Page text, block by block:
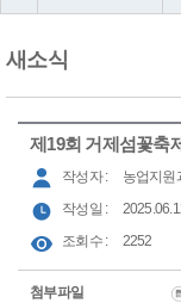
새소식
제19회 거제섬꽃축
작성자 : 농업지원
작성일 :
조회수 : 2252
첨부파일